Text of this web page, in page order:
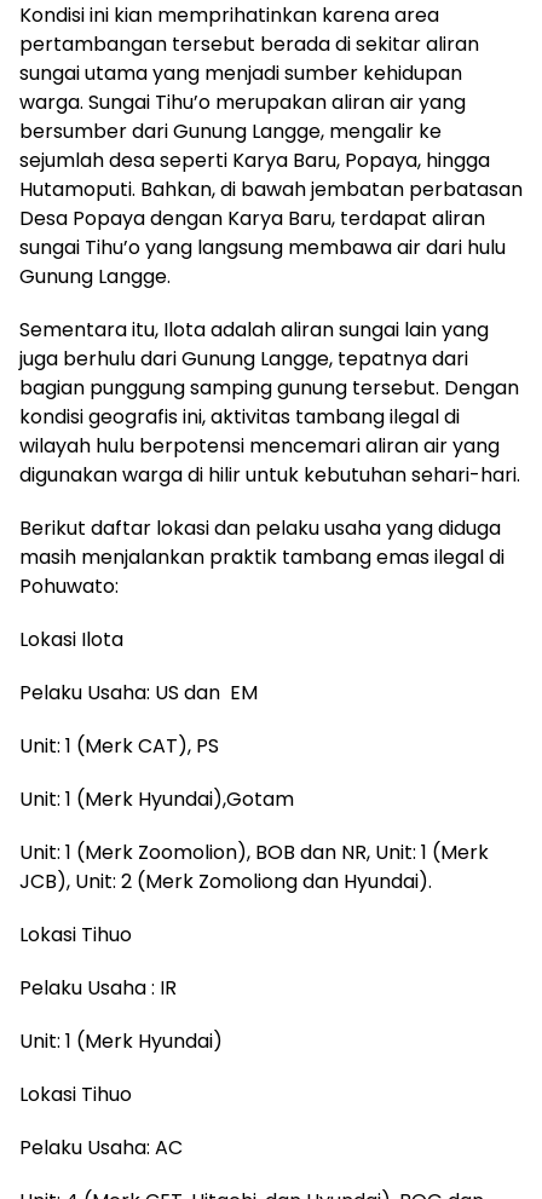
Kondisi ini kian memprihatinkan karena area
pertambangan tersebut berada di sekitar aliran
sungai utama yang menjadi sumber kehidupan
warga. Sungai Tihu’o merupakan aliran air yang
bersumber dari Gunung Langge, mengalir ke
sejumlah desa seperti Karya Baru, Popaya, hingga
Hutamoputi. Bahkan, di bawah jembatan perbatasan
Desa Popaya dengan Karya Baru, terdapat aliran
sungai Tihu’o yang langsung membawa air dari hulu
Gunung Langge.
Sementara itu, Ilota adalah aliran sungai lain yang
juga berhulu dari Gunung Langge, tepatnya dari
bagian punggung samping gunung tersebut. Dengan
kondisi geografis ini, aktivitas tambang ilegal di
wilayah hulu berpotensi mencemari aliran air yang
digunakan warga di hilir untuk kebutuhan sehari-hari.
Berikut daftar lokasi dan pelaku usaha yang diduga
masih menjalankan praktik tambang emas ilegal di
Pohuwato:
Lokasi Ilota
Pelaku Usaha: US dan EM
Unit: 1 (Merk CAT), PS
Unit: 1 (Merk Hyundai),Gotam
Unit: 1 (Merk Zoomolion), BOB dan NR, Unit: 1 (Merk
JCB), Unit: 2 (Merk Zomoliong dan Hyundai).
Lokasi Tihuo
Pelaku Usaha : IR
Unit: 1 (Merk Hyundai)
Lokasi Tihuo
Pelaku Usaha: AC